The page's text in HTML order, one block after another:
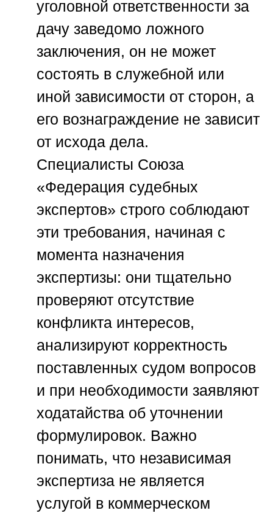
уголовной ответственности за
дачу заведомо ложного
заключения, он не может
состоять в служебной или
иной зависимости от сторон, а
его вознаграждение не зависит
от исхода дела.
Специалисты Союза
«Федерация судебных
экспертов» строго соблюдают
эти требования, начиная с
момента назначения
экспертизы: они тщательно
проверяют отсутствие
конфликта интересов,
анализируют корректность
поставленных судом вопросов
и при необходимости заявляют
ходатайства об уточнении
формулировок. Важно
понимать, что независимая
экспертиза не является
услугой в коммерческом